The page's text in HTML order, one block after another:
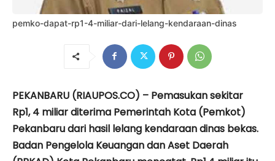
pemko-dapat-rp1-4-miliar-dari-lelang-kendaraan-dinas
PEKANBARU (RIAUPOS.CO) – Pemasukan sekitar
Rp1, 4 miliar diterima Pemerintah Kota (Pemkot)
Pekanbaru dari hasil lelang kendaraan dinas bekas.
Badan Pengelola Keuangan dan Aset Daerah